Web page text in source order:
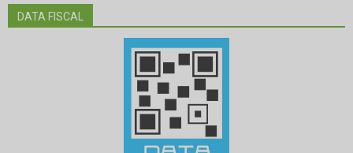
DATA FISCAL